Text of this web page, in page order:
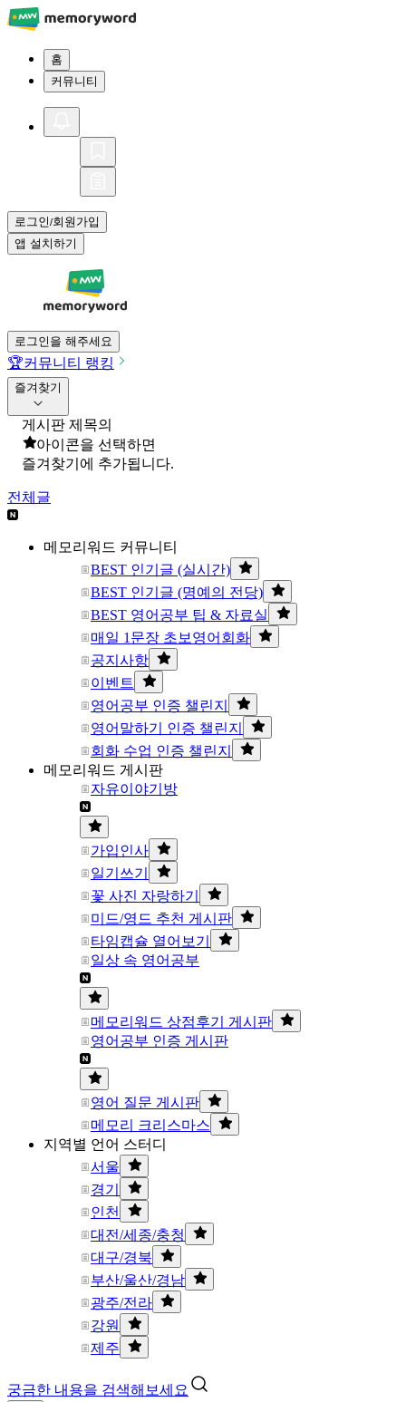
홈
커뮤니티
로그인/회원가입
앱 설치하기
로그인을 해주세요
🏆커뮤니티 랭킹
즐겨찾기
게시판 제목의
아이콘을 선택하면
즐겨찾기에 추가됩니다.
전체글
메모리워드 커뮤니티
BEST 인기글 (실시간)
BEST 인기글 (명예의 전당)
BEST 영어공부 팁 & 자료실
매일 1문장 초보영어회화
공지사항
이벤트
영어공부 인증 챌린지
영어말하기 인증 챌린지
회화 수업 인증 챌린지
메모리워드 게시판
자유이야기방
가입인사
일기쓰기
꽃 사진 자랑하기
미드/영드 추천 게시판
타임캡슐 열어보기
일상 속 영어공부
메모리워드 상점후기 게시판
영어공부 인증 게시판
영어 질문 게시판
메모리 크리스마스
지역별 언어 스터디
서울
경기
인천
대전/세종/충청
대구/경북
부산/울산/경남
광주/전라
강원
제주
궁금한 내용을 검색해보세요